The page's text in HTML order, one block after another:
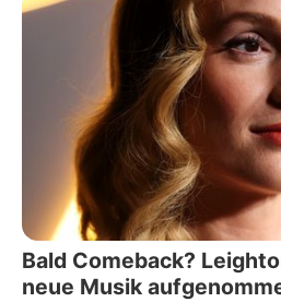
Bald Comeback?
neue Musik